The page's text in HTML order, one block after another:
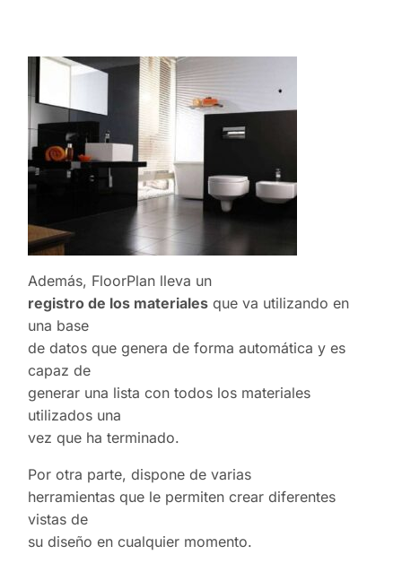
Además, FloorPlan lleva un
registro de los materiales que va utilizando en
una base
de datos que genera de forma automática y es
capaz de
generar una lista con todos los materiales
utilizados una
vez que ha terminado.
Por otra parte, dispone de varias
herramientas que le permiten crear diferentes
vistas de
su diseño en cualquier momento.